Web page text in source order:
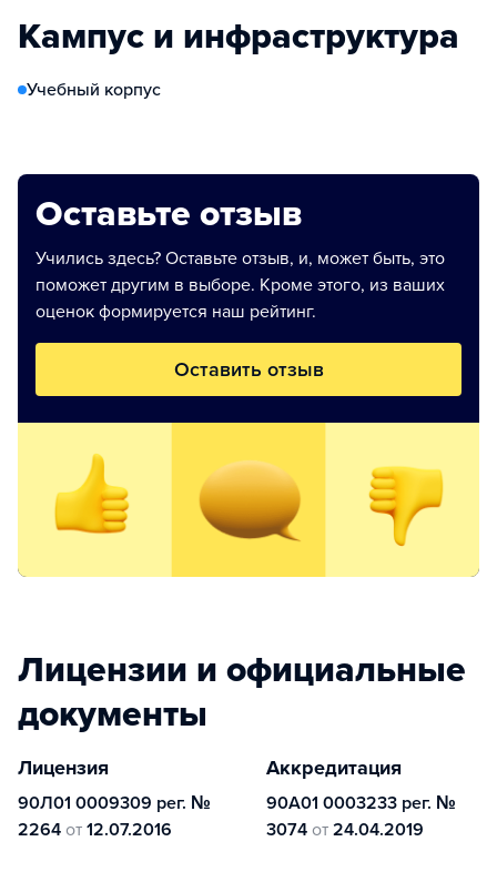
Кампус и инфраструктура
Учебный корпус
Оставьте отзыв
Учились здесь? Оставьте отзыв, и, может быть, это
поможет другим в выборе. Кроме этого, из ваших
оценок формируется наш рейтинг.
Оставить отзыв
Лицензии и официальные
документы
Лицензия
90Л01 0009309 рег. №
2264 от 12.07.2016
Аккредитация
90А01 0003233 рег. №
3074 от 24.04.2019